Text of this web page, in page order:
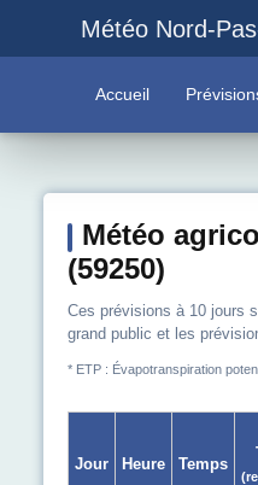
Météo Nord-
Accueil
Météo
(59250)
Ces prévisions à 10 jours
grand public et les
* ETP : Évapotranspiration
Jour Heure Temps